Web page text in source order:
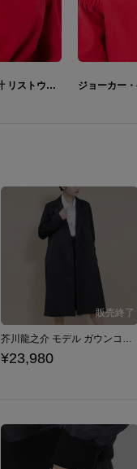
ジョーカー・ゲーム モデル 腕時計 リストウォッチ
芥川龍之介 モデル ガウンコート 文豪ストレイドッグス
¥23,980